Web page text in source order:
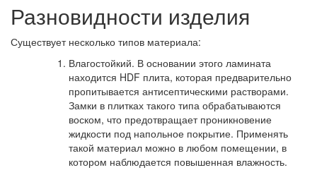
Разновидности изделия
Существует несколько типов материала:
Влагостойкий. В основании этого ламината
находится HDF плита, которая предварительно
пропитывается антисептическими растворами.
Замки в плитках такого типа обрабатываются
воском, что предотвращает проникновение
жидкости под напольное покрытие. Применять
такой материал можно в любом помещении, в
котором наблюдается повышенная влажность.